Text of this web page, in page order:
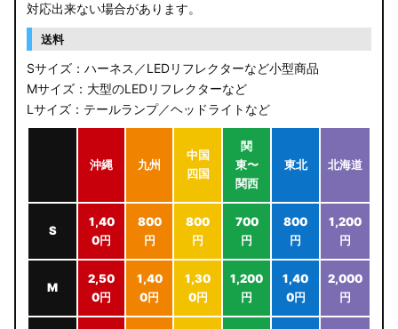
対応出来ない場合があります。
送料
Sサイズ：ハーネス／LEDリフレクターなど小型商品
Mサイズ：大型のLEDリフレクターなど
Lサイズ：テールランプ／ヘッドライトなど
沖縄 九州
中国
四国
関
東〜
関西
東北 北海道
S
1,40
0円
800
円
800
円
700
円
800
円
1,200
円
M
2,50
0円
1,40
0円
1,30
0円
1,200
円
1,40
0円
2,000
円